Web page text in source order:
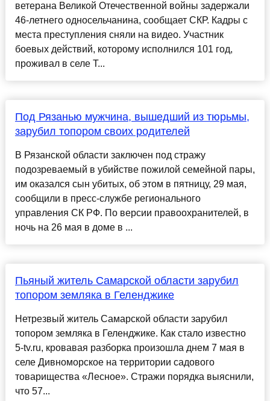
ветерана Великой Отечественной войны задержали
46-летнего односельчанина, сообщает СКР. Кадры с
места преступления сняли на видео. Участник
боевых действий, которому исполнился 101 год,
проживал в селе Т...
Под Рязанью мужчина, вышедший из тюрьмы,
зарубил топором своих родителей
В Рязанской области заключен под стражу
подозреваемый в убийстве пожилой семейной пары,
им оказался сын убитых, об этом в пятницу, 29 мая,
сообщили в пресс-службе регионального
управления СК РФ. По версии правоохранителей, в
ночь на 26 мая в доме в ...
Пьяный житель Самарской области зарубил
топором земляка в Геленджике
Нетрезвый житель Самарской области зарубил
топором земляка в Геленджике. Как стало известно
5-tv.ru, кровавая разборка произошла днем 7 мая в
селе Дивноморское на территории садового
товарищества «Лесное». Стражи порядка выяснили,
что 57...